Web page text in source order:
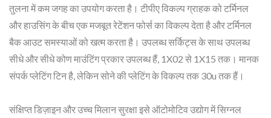
तुलना में कम जगह का उपयोग करता है। टीपीए विकल्प ग्राहक को टर्मिनल
और हाउसिंग के बीच एक मजबूत रेटेंशन फोर्स का विकल्प देता है और टर्मिनल
बैक आउट समस्याओं को खत्म करता है। उपलब्ध सर्किट्स के साथ उपलब्ध
सीधे और सीधे कोण माउंटिंग प्रकार उपलब्ध हैं, 1X02 से 1X15 तक। मानक
संपर्क प्लेटिंग टिन है, लेकिन सोने की प्लेटिंग के विकल्प तक 30u तक हैं।
संक्षिप्त डिज़ाइन और उच्च मिलान सुरक्षा इसे ऑटोमोटिव उद्योग में सिग्नल